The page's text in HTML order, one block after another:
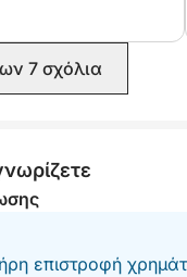
που τα
Δεν
7 σχόλια
επιστροφή